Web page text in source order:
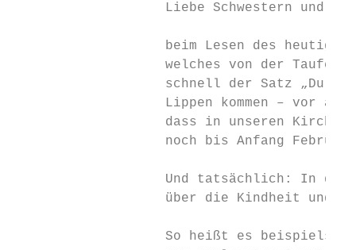
Liebe Schwestern und
beim Lesen des heutigen
welches von der Taufe
schnell der Satz „Du
Lippen kommen – vor
dass in unseren
noch bis Anfang Februar
Und tatsächlich: In
über die Kindheit und
So heißt es